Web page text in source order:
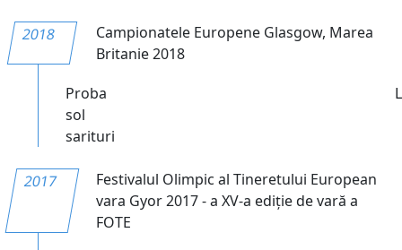
2018
Campionatele Europene Glasgow, Marea
Britanie 2018
Proba
sol
sarituri
2017
Festivalul Olimpic al Tineretului European
vara Gyor 2017 - a XV-a ediție de vară a
FOTE